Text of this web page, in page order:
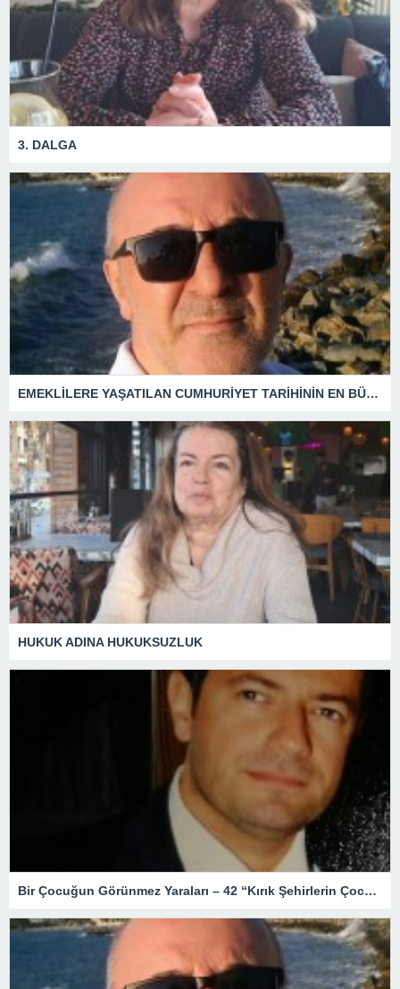
3. DALGA
EMEKLİLERE YAŞATILAN CUMHURİYET TARİHİNİN EN BÜYÜK ZULMÜNÜN DERİN ANALİZİ !
HUKUK ADINA HUKUKSUZLUK
Bir Çocuğun Görünmez Yaraları – 42 “Kırık Şehirlerin Çocukları”